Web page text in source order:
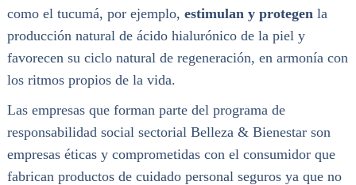
como el tucumá, por ejemplo, estimulan y protegen la
producción natural de ácido hialurónico de la piel y
favorecen su ciclo natural de regeneración, en armonía con
los ritmos propios de la vida.
Las empresas que forman parte del programa de
responsabilidad social sectorial Belleza & Bienestar son
empresas éticas y comprometidas con el consumidor que
fabrican productos de cuidado personal seguros ya que no